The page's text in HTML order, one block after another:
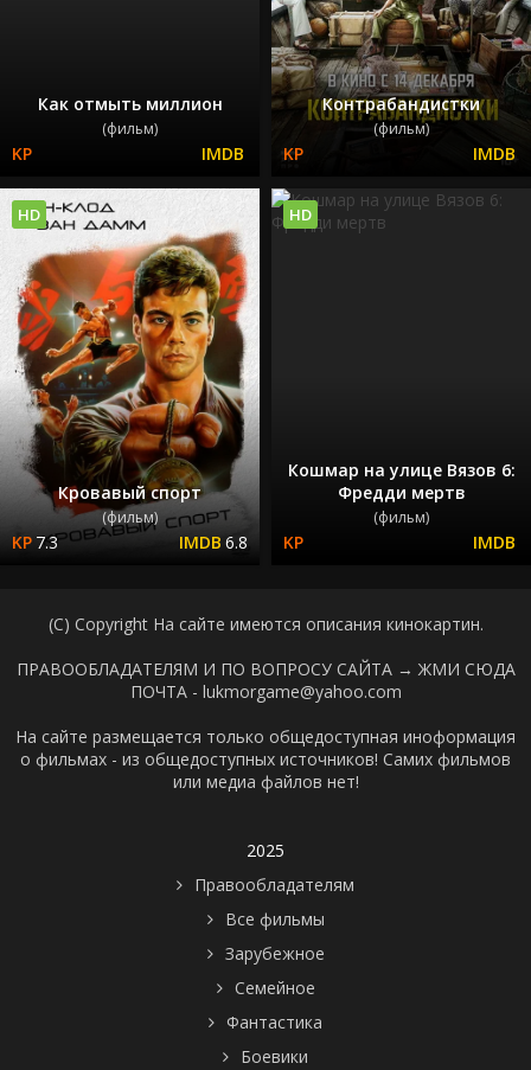
Как отмыть миллион
(фильм)
Контрабандистки
(фильм)
Кровавый спорт
(фильм)
7.3 6.8
HD
Кошмар на улице Вязов 6:
Фредди мертв
(фильм)
HD
(C) Copyright На сайте имеются описания кинокартин.
ПРАВООБЛАДАТЕЛЯМ И ПО ВОПРОСУ САЙТА → ЖМИ СЮДА
ПОЧТА - lukmorgame@yahoo.com
На сайте размещается только общедоступная иноформация
о фильмах - из общедоступных источников! Самих фильмов
или медиа файлов нет!
2025
Правообладателям
Все фильмы
Зарубежное
Семейное
Фантастика
Боевики